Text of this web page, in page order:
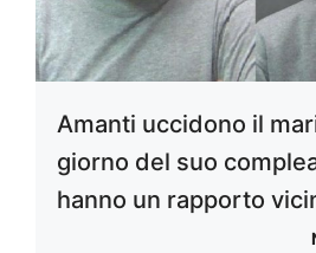
Amanti uccidono il
giorno del suo
hanno un rapporto